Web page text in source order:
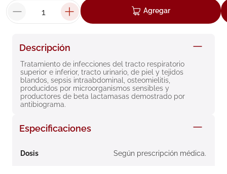
Agregar
Descripción
Tratamiento de infecciones del tracto respiratorio
superior e inferior, tracto urinario, de piel y tejidos
blandos, sepsis intraabdominal, osteomielitis,
producidos por microorganismos sensibles y
productores de beta lactamasas demostrado por
antibiograma.
Especificaciones
Dosis Según prescripción médica.
cerave
7. isdin
8. roche posay
9. megacistin
10. pañales